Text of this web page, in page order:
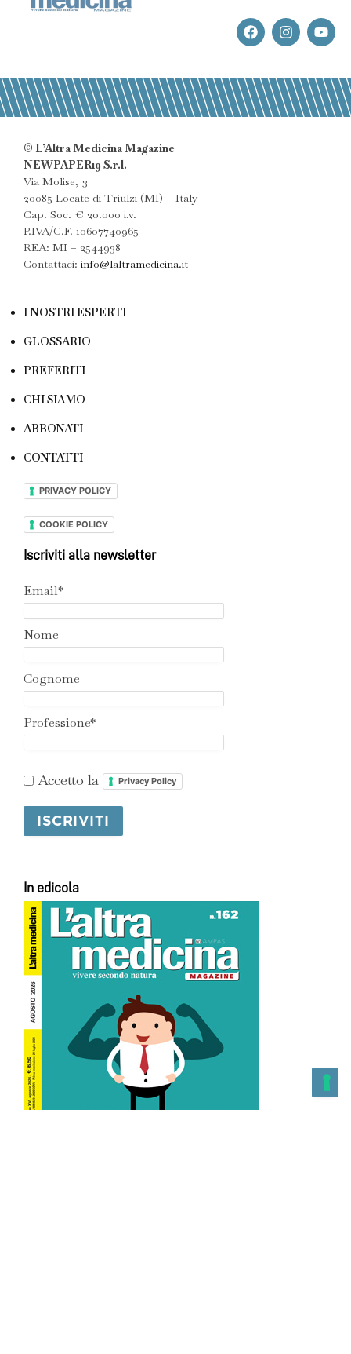
© L’Altra Medicina Magazine
NEWPAPER19 S.r.l.
Via Molise, 3
20085 Locate di Triulzi (MI) – Italy
Cap. Soc. € 20.000 i.v.
P.IVA/C.F. 10607740965
REA: MI – 2544938
Contattaci: info@laltramedicina.it
I NOSTRI ESPERTI
GLOSSARIO
PREFERITI
CHI SIAMO
ABBONATI
CONTATTI
PRIVACY POLICY
COOKIE POLICY
Iscriviti alla newsletter
Email*
Nome
Cognome
Professione*
Accetto la Privacy Policy
In edicola